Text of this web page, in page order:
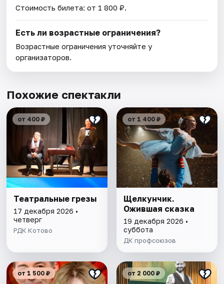
Стоимость билета: от 1 800 ₽.
Есть ли возрастные ограничения?
Возрастные ограничения уточняйте у
организаторов.
Похожие спектакли
от 400 ₽
Театральные грезы
17 декабря 2026 •
четверг
РДК Котово
от 1 400 ₽
Щелкунчик.
Ожившая сказка
19 декабря 2026 •
суббота
ДК профсоюзов
от 1 500 ₽ от 2 000 ₽